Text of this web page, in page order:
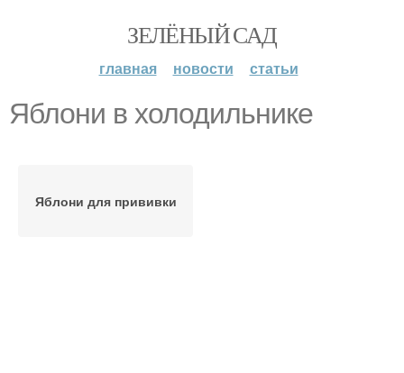
ЗЕЛЁНЫЙ САД
главная новости статьи
Яблони в холодильнике
Яблони для прививки